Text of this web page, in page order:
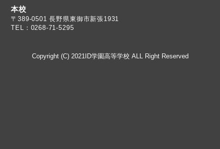
本校
TEL：0268-71-5295
Copyright (C) 2021ID学園高等学校 ALL Right Reserved